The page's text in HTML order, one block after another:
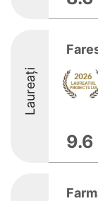
Laureați
9.6